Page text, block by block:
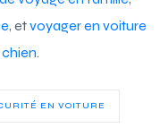
, etvoyager en voiture
.
EN VOITURE